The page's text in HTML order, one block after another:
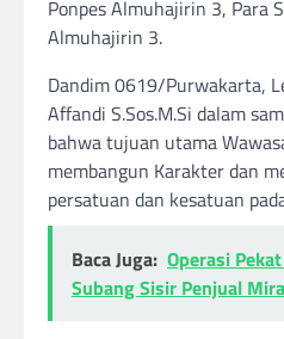
Ponpes Almuhajirin 3, Para
Almuhajirin 3.
Dandim 0619/Purwakarta,
Affandi S.Sos.M.Si dalam
bahwa tujuan utama
membangun Karakter dan
persatuan dan kesatuan
Baca Juga: Operasi
Subang Sisir Penjual